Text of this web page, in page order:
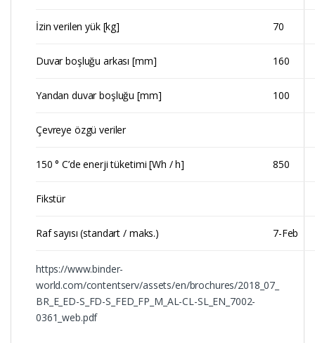
İzin verilen yük [kg] 70
Duvar boşluğu arkası [mm] 160
Yandan duvar boşluğu [mm] 100
Çevreye özgü veriler
150 ° C’de enerji tüketimi [Wh / h] 850
Fikstür
Raf sayısı (standart / maks.) 7-Feb
https://www.binder-
world.com/contentserv/assets/en/brochures/2018_07_
BR_E_ED-S_FD-S_FED_FP_M_AL-CL-SL_EN_7002-
0361_web.pdf